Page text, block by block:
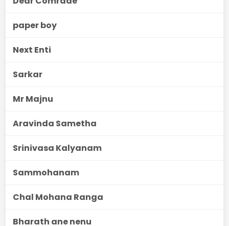
paper boy
Next Enti
Sarkar
Mr Majnu
Aravinda Sametha
Srinivasa Kalyanam
Sammohanam
Chal Mohana Ranga
Bharath ane nenu